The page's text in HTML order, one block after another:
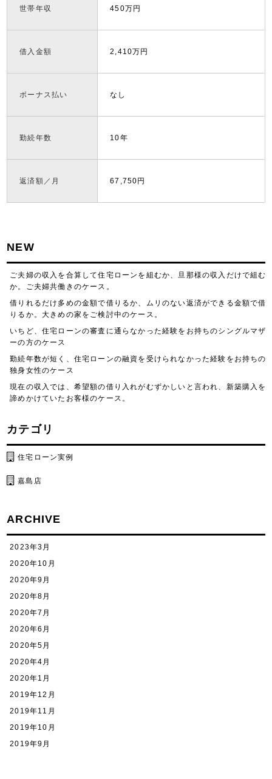
世帯年収 450万円
借入金額 2,410万円
ボーナス払い なし
勤続年数 10年
返済額／月 67,750円
NEW
ご夫婦の収入を合算して住宅ローンを組むか、旦那様の収入だけで組む
か。ご夫婦共働きのケース。
借りれるだけ多めの金額で借りるか、ムリのない返済ができる金額で借
りるか。大きめの家をご検討中のケース。
いちど、住宅ローンの審査に通らなかった経験をお持ちのシングルマザ
ーの方のケース
勤続年数が短く、住宅ローンの融資を受けられなかった経験をお持ちの
独身女性のケース
現在の収入では、希望額の借り入れがむずかしいと言われ、新築購入を
諦めかけていたお客様のケース。
カテゴリ
住宅ローン実例
嘉島店
ARCHIVE
2023年3月
2020年10月
2020年9月
2020年8月
2020年7月
2020年6月
2020年5月
2020年4月
2020年1月
2019年12月
2019年11月
2019年10月
2019年9月